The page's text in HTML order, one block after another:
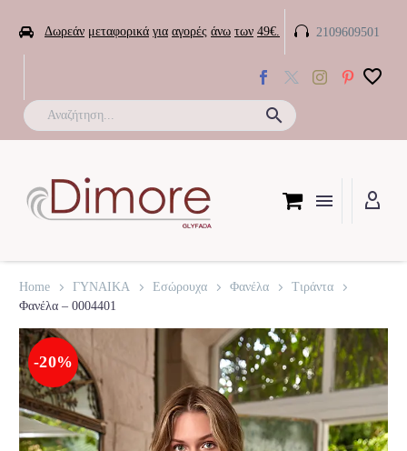
 Δωρεάν μεταφορικά για αγορές άνω των 49€. 
 2109609501
Home ΓΥΝΑΙΚΑ Εσώρουχα Φανέλα
Τιράντα
Φανέλα – 0004401
-20%